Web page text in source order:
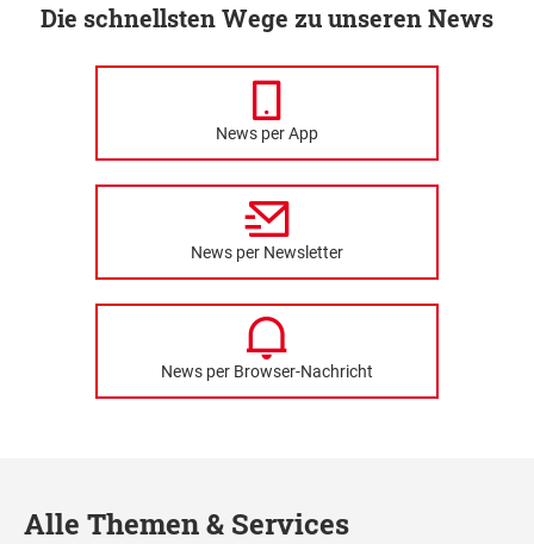
Die schnellsten Wege zu unseren News
News per App
News per Newsletter
News per Browser-Nachricht
Alle Themen & Services